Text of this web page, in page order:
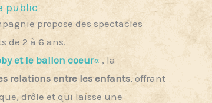
public
propose des spectacles
de 2 à 6 ans.
et le ballon coeur« , la
relations entre les enfants, offrant
drôle et qui laisse une